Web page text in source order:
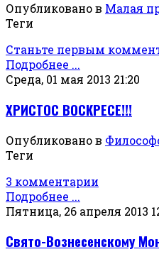
Опубликовано в Малая
Теги
Станьте первым
Подробнее ...
Среда, 01 мая 2013 21:20
ХРИСТОС ВОСКРЕСЕ!!!
Опубликовано в
Теги
3 комментарии
Подробнее ...
Пятница, 26 апреля 2013
Свято-Вознесенскому